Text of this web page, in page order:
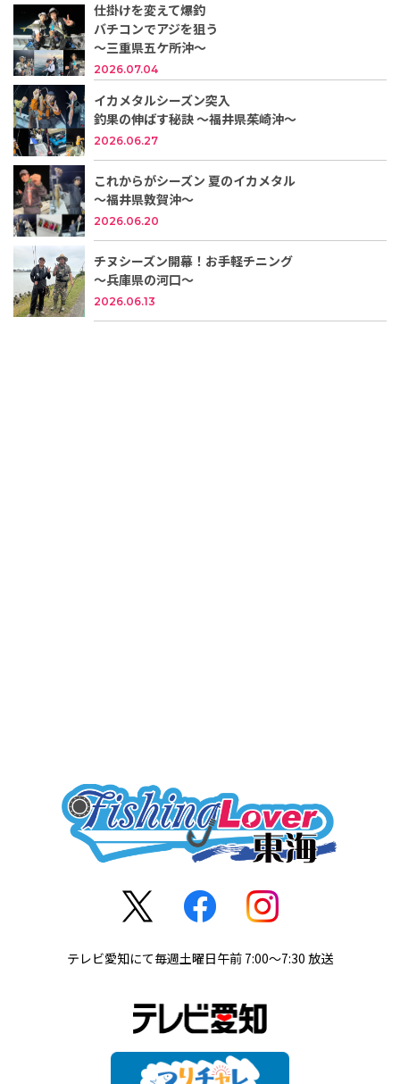
仕掛けを変えて爆釣
バチコンでアジを狙う
～三重県五ケ所沖～
2026.07.04
イカメタルシーズン突入
釣果の伸ばす秘訣 ～福井県茱崎沖～
2026.06.27
これからがシーズン 夏のイカメタル
～福井県敦賀沖～
2026.06.20
チヌシーズン開幕！お手軽チニング
～兵庫県の河口～
2026.06.13
テレビ愛知にて毎週土曜日午前 7:00～7:30 放送